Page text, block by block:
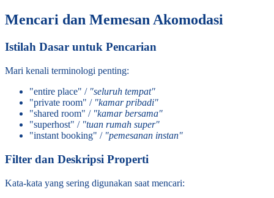
Mencari dan Memesan Akomodasi
Istilah Dasar untuk Pencarian
Mari kenali terminologi penting:
"entire place" / "seluruh tempat"
"private room" / "kamar pribadi"
"shared room" / "kamar bersama"
"superhost" / "tuan rumah super"
"instant booking" / "pemesanan instan"
Filter dan Deskripsi Properti
Kata-kata yang sering digunakan saat mencari: